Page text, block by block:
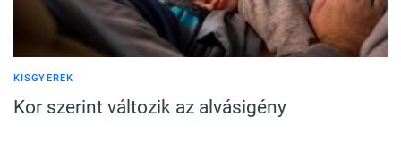
KISGYEREK
Kor szerint változik az alvásigény